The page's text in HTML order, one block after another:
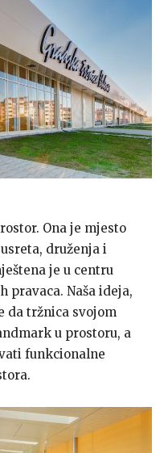
Ona je mjesto
druženja i
je u centru
pravaca. Naša ideja,
tržnica svojom
u prostoru, a
funkcionalne